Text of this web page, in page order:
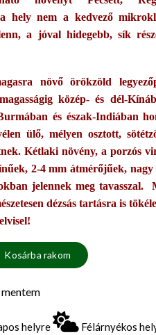
hely nem a kedvező
a jóval hidegebb, sík
növő örökzöld
közép- és dél-
és észak-Indiában
ülő, mélyen osztott,
Kétlaki növény, a porzós
2-4 mm átmérőjűek, nagy
jelennek meg tavasszal.
dézsás tartásra is
Kosárba rakom
helyre Félárnyékos